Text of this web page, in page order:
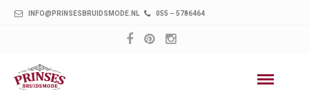
INFO@PRINSESBRUIDSMODE.NL 055 – 5786464